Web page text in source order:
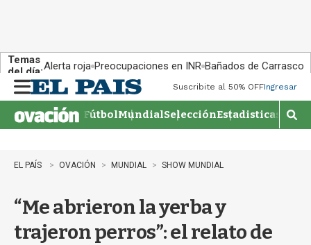
Temas
del día:Alerta roja Preocupaciones en INR Bañados de Carrasco
n
u
Suscribite al 50% OFFIngresar
FútbolMundialSelecciónEstadisticas
M
o
EL PAÍS OVACIÓN MUNDIAL SHOW MUNDIAL
“Me abrieron la yerba y
trajeron perros”: el relato de